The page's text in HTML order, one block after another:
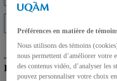
Répertoire des professeurs
Préférences en matière de
Nous utilisons des témoins
nous permettent d’améliorer votre
des contenus vidéo, d’analyser les
pouvez personnaliser votre choix